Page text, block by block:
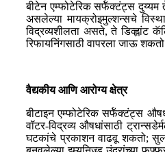
बीटेन एम्फोटेरिक सर्फॅक्टंट्स दुय्यम
असलेल्या मायक्रोइमुल्शन्सचे
विद्रव्यशीलता असते, ते डिव्ह्लांट
रिफायनिंगसाठी वापरला जाऊ
वैद्यकीय आणि आरोग्य क्षेत्र
बीटाइन एम्फोटेरिक सर्फॅक्टंट्स
वॉटर-विद्रव्य औषधांसाठी
घटकांचे प्रकाशन वाढवू शकतो;